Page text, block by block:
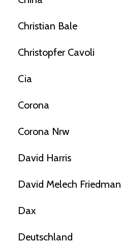
Christian Bale
Christopfer Cavoli
Cia
Corona
Corona Nrw
David Harris
David Melech Friedman
Dax
Deutschland